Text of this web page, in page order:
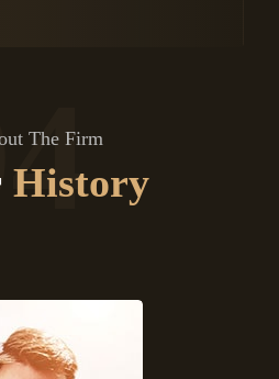
The Firm
History